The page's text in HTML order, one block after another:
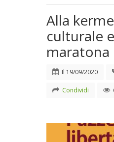
Alla
culturale e
Il 19/09/2020
Condividi